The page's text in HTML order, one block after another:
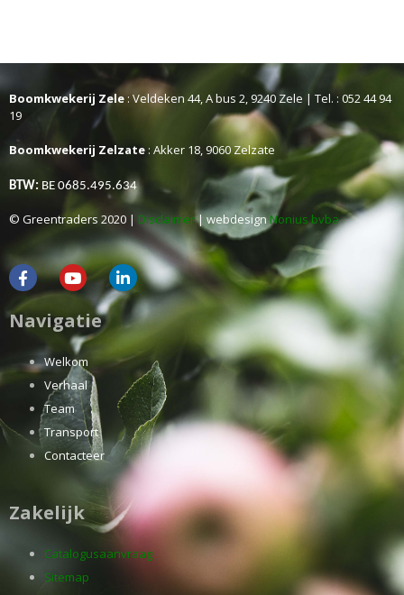
Boomkwekerij Zele: Veldeken 44, A bus 2, 9240 Zele | Tel. : 052 44 94
19
Boomkwekerij Zelzate : Akker 18, 9060 Zelzate
BTW: BE 0685.495.634
© Greentraders 2020 | Disclaimer| webdesignNonius bvba
Navigatie
Welkom
Verhaal
Team
Transport
Contacteer
Zakelijk
Catalogusaanvraag
Sitemap